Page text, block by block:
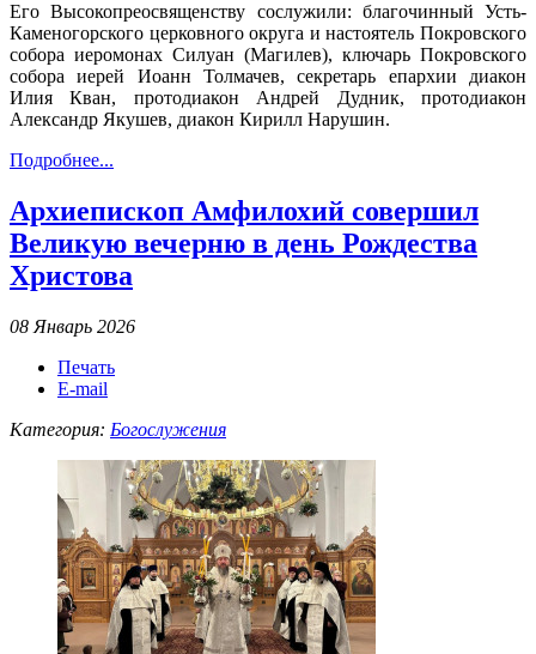
Его Высокопреосвященству сослужили: благочинный Усть-
Каменогорского церковного округа и настоятель Покровского
собора иеромонах Силуан (Магилев), ключарь Покровского
собора иерей Иоанн Толмачев, секретарь епархии диакон
Илия Кван, протодиакон Андрей Дудник, протодиакон
Александр Якушев, диакон Кирилл Нарушин.
Подробнее...
Архиепископ Амфилохий совершил
Великую вечерню в день Рождества
Христова
08 Январь 2026
Печать
E-mail
Категория: Богослужения